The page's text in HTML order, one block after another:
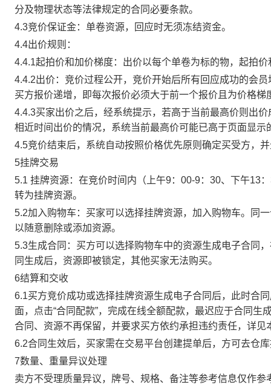
分及物理状态等法律规定的合同必要条款。
4.3竞价保证金：单卷资源，回应时无须冻结资金。
4.4出价规则：
4.4.1起拍价和加价梯度：出价以每个单卷为标的物，起拍
4.4.2出价：竞价过程公开，竞价开始后所有回应成功的会
买方报价递增，即每次报价必须大于前一个报价且为价格
4.4.3买家出价之后，经系统提示，若高于当前最高价则出
相近时间出价的情况，系统当前最高价可能已高于页面显示
4.5竞价结束后，系统自动按照价格优先原则确定买受方，
5挂牌交易
5.1 挂牌资源：在竞价时间内（上午9：00-9：30、下午13
转为挂牌资源。
5.2加入购物车：买家可以选择挂牌资源，加入购物车。同
以随意删除或添加资源。
5.3生成合同：买方可以选择购物车中的资源生成电子合同
同生成后，资源即被锁定，其他买家无法购买。
6结算和交收
6.1买方竞价成功或选择挂牌资源生成电子合同后，此时合
面，点击“合同配款”，完成在线全额配款，最迟应于合同
合同、资源不再保留，并要求买方依约承担违约责任，详见
6.2合同生效后，买家需在交易平台创建提单后，方可去仓
7数量、重量异议处理
卖方不受理质量异议，牌号、规格、备注等参考信息仅作